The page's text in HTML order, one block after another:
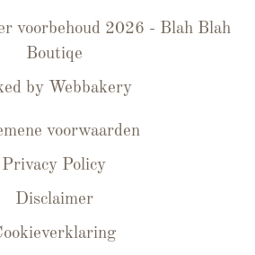
voorbehoud 2026 - Blah Blah
Boutiqe
by Webbakery
voorwaarden
Privacy Policy
Disclaimer